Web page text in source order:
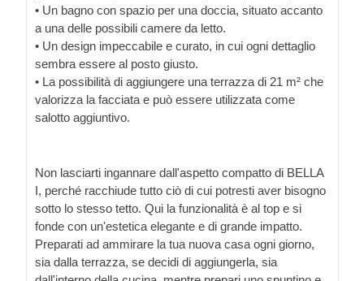
• Un bagno con spazio per una doccia, situato accanto
a una delle possibili camere da letto.
• Un design impeccabile e curato, in cui ogni dettaglio
sembra essere al posto giusto.
• La possibilità di aggiungere una terrazza di 21 m² che
valorizza la facciata e può essere utilizzata come
salotto aggiuntivo.
Non lasciarti ingannare dall'aspetto compatto di BELLA
I, perché racchiude tutto ciò di cui potresti aver bisogno
sotto lo stesso tetto. Qui la funzionalità è al top e si
fonde con un'estetica elegante e di grande impatto.
Preparati ad ammirare la tua nuova casa ogni giorno,
sia dalla terrazza, se decidi di aggiungerla, sia